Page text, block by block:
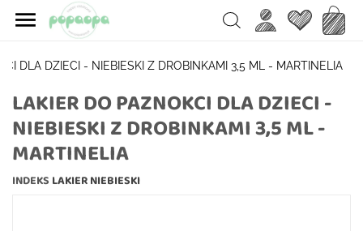
 Search Ulubione
DLA DZIECI - NIEBIESKI Z DROBINKAMI 3,5 ML - MARTINELIA
LAKIER DO PAZNOKCI DLA DZIECI -
NIEBIESKI Z DROBINKAMI 3,5 ML -
MARTINELIA
INDEKS LAKIER NIEBIESKI